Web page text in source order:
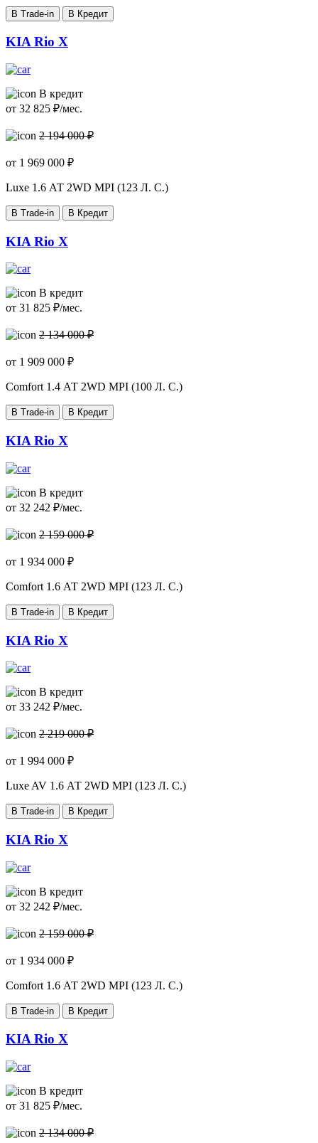
В Trade-in В Кредит
KIA Rio X
В кредит
от 32 825 ₽/мес.
2 194 000 ₽
от 1 969 000 ₽
Luxe 1.6 АТ 2WD MPI (123 Л. C.)
В Trade-in В Кредит
KIA Rio X
В кредит
от 31 825 ₽/мес.
2 134 000 ₽
от 1 909 000 ₽
Comfort 1.4 АТ 2WD MPI (100 Л. C.)
В Trade-in В Кредит
KIA Rio X
В кредит
от 32 242 ₽/мес.
2 159 000 ₽
от 1 934 000 ₽
Comfort 1.6 АТ 2WD MPI (123 Л. C.)
В Trade-in В Кредит
KIA Rio X
В кредит
от 33 242 ₽/мес.
2 219 000 ₽
от 1 994 000 ₽
Luxe AV 1.6 АТ 2WD MPI (123 Л. C.)
В Trade-in В Кредит
KIA Rio X
В кредит
от 32 242 ₽/мес.
2 159 000 ₽
от 1 934 000 ₽
Comfort 1.6 АТ 2WD MPI (123 Л. C.)
В Trade-in В Кредит
KIA Rio X
В кредит
от 31 825 ₽/мес.
2 134 000 ₽